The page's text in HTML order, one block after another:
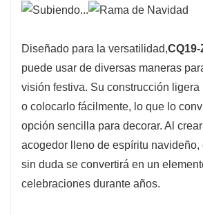
Diseñado para la versatilidad,CQ19-
puede usar de diversas maneras
visión festiva. Su construcción
o colocarlo fácilmente, lo que lo
opción sencilla para decorar. Al
acogedor lleno de espíritu navideño,
sin duda se convertirá en un
celebraciones durante años.